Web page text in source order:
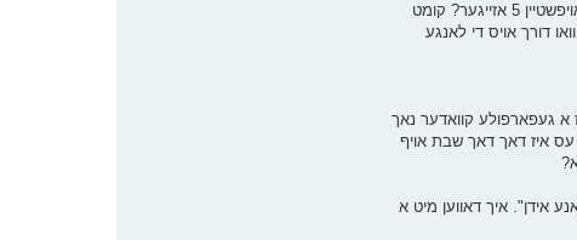
כאפט זיך אין מיר אריין א געדאנק, וואס וועט זיין אויב אנשטאט שלאפן שבת אינדערפרי ביזן צווייטן סוף זמן קריאת שמע, וועל איך אנשטאט דעם אויפשטיין 5 אזייגער? קומט
דורך אויס די לאנגע
א געפארפולע קוואדער נאך
- איינסע בין איך נישט פארטיג מיט די סעודה. ווי אזוי קען איך נאכדעם אויפשטיין 5 אזייגער? עס איז דאך דאך שבת אויף
אידן". איך דאווען מיט א